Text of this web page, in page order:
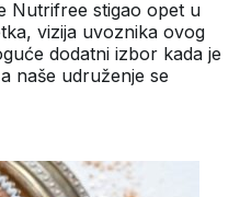
Nutrifree stigao opet u
vizija uvoznika ovog
dodatni izbor kada je
naše udruženje se